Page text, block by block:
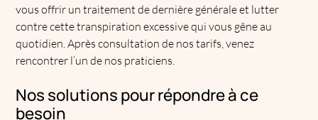
vous offrir un traitement de dernière générale et lutter
contre cette transpiration excessive qui vous gêne au
quotidien. Après consultation de nos tarifs, venez
rencontrer l’un de nos praticiens.
Nos solutions pour répondre à ce
besoin